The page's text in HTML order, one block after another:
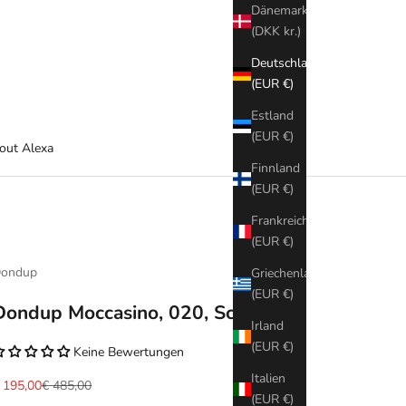
Alexa
Dänemark
(DKK kr.)
Deutschland
(EUR €)
Estland
(EUR €)
Finnland
(EUR €)
Frankreich
(EUR €)
Griechenland
(EUR €)
Irland
(EUR €)
Italien
(EUR €)
Moccasino, 020, Schuhe
Keine Bewertungen
Regulärer Preis
€ 485,00